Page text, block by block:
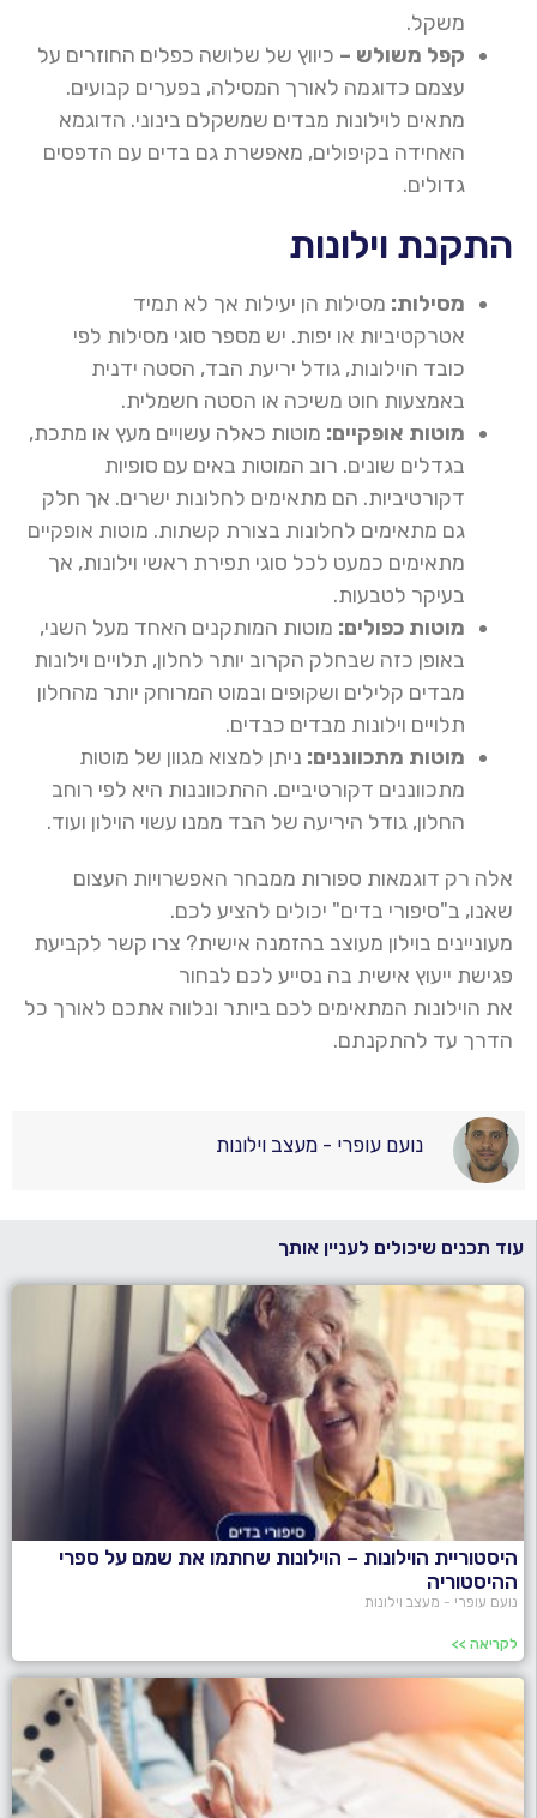
משקל.
קפל משולש – כיווץ של שלושה כפלים החוזרים על
עצמם כדוגמה לאורך המסילה, בפערים קבועים.
מתאים לוילונות מבדים שמשקלם בינוני. הדוגמא
האחידה בקיפולים, מאפשרת גם בדים עם הדפסים
גדולים.
התקנת וילונות
מסילות: מסילות הן יעילות אך לא תמיד
אטרקטיביות או יפות. יש מספר סוגי מסילות לפי
כובד הוילונות, גודל יריעת הבד, הסטה ידנית
באמצעות חוט משיכה או הסטה חשמלית.
מוטות אופקיים: מוטות כאלה עשויים מעץ או מתכת,
בגדלים שונים. רוב המוטות באים עם סופיות
דקורטיביות. הם מתאימים לחלונות ישרים. אך חלק
גם מתאימים לחלונות בצורת קשתות. מוטות אופקיים
מתאימים כמעט לכל סוגי תפירת ראשי וילונות, אך
בעיקר לטבעות.
מוטות כפולים: מוטות המותקנים האחד מעל השני,
באופן כזה שבחלק הקרוב יותר לחלון, תלויים וילונות
מבדים קלילים ושקופים ובמוט המרוחק יותר מהחלון
תלויים וילונות מבדים כבדים.
מוטות מתכווננים: ניתן למצוא מגוון של מוטות
מתכווננים דקורטיביים. ההתכווננות היא לפי רוחב
החלון, גודל היריעה של הבד ממנו עשוי הוילון ועוד.
אלה רק דוגמאות ספורות ממבחר האפשרויות העצום
שאנו, ב"סיפורי בדים" יכולים להציע לכם.
מעוניינים בוילון מעוצב בהזמנה אישית? צרו קשר לקביעת
פגישת ייעוץ אישית בה נסייע לכם לבחור
את הוילונות המתאימים לכם ביותר ונלווה אתכם לאורך כל
הדרך עד להתקנתם.
נועם עופרי - מעצב וילונות
עוד תכנים שיכולים לעניין אותך
היסטוריית הוילונות – הוילונות שחתמו את שמם על ספרי
ההיסטוריה
נועם עופרי - מעצב וילונות
לקריאה >>